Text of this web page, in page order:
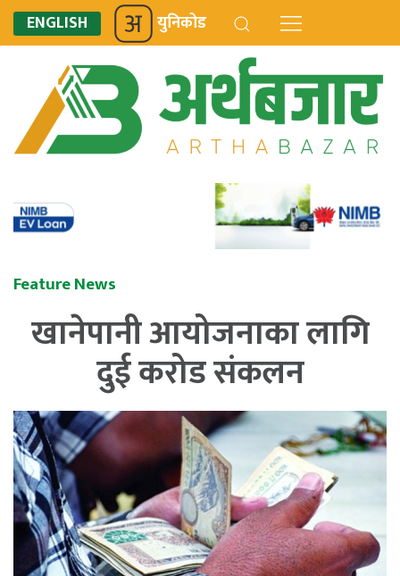
ENGLISH युनिकोड
Feature News
खानेपानी आयोजनाका लागि
दुई करोड संकलन